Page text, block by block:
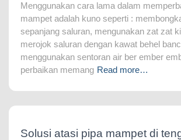
Menggunakan cara lama dalam
mampet adalah kuno seperti :
sepanjang saluran, mengunakan zat zat
merojok saluran dengan kawat behel
menggunakan sentoran air ber ember
perbaikan memang Read more…
Solusi atasi pipa mampet di